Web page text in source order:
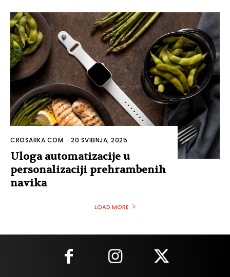
CROSARKA.COM -20 SVIBNJA, 2025
Uloga automatizacije u
personalizaciji prehrambenih
navika
LOAD MORE